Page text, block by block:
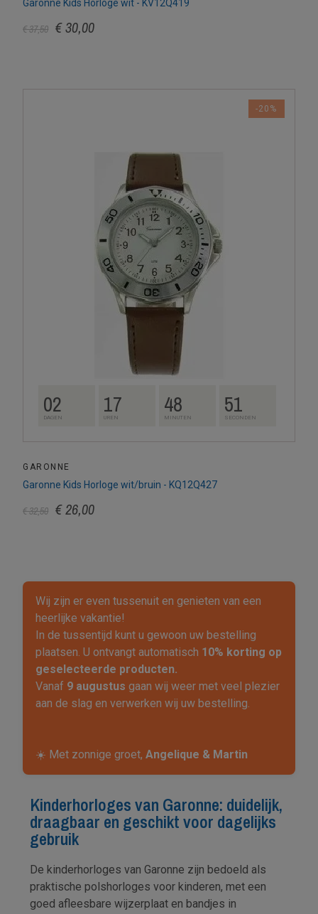
Garonne Kids Horloge wit - KV12Q419
€ 37,50 € 30,00
02
DAGEN 17
UREN 48
MINUTEN 50
SECONDEN
GARONNE
Garonne Kids Horloge wit/bruin - KQ12Q427
€ 32,50 € 26,00
-20%
Wij zijn er even tussenuit en genieten van een
heerlijke vakantie!
In de tussentijd kunt u gewoon uw bestelling
plaatsen. U ontvangt automatisch 10% korting op
geselecteerde producten.
Vanaf 9 augustus gaan wij weer met veel plezier
aan de slag en verwerken wij uw bestelling.
☀️ Met zonnige groet,Angelique & Martin
Kinderhorloges van Garonne: duidelijk,
draagbaar en geschikt voor dagelijks
gebruik
De kinderhorloges van Garonne zijn bedoeld als
praktische polshorloges voor kinderen, met een
goed afleesbare wijzerplaat en bandjes in